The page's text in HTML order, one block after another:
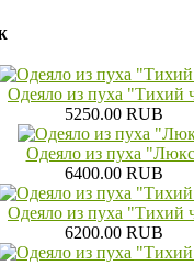
Одеяло из пуха "Тихий
5250.00 RUB
Одеяло из пуха
6400.00 RUB
Одеяло из пуха "Тихий
6200.00 RUB